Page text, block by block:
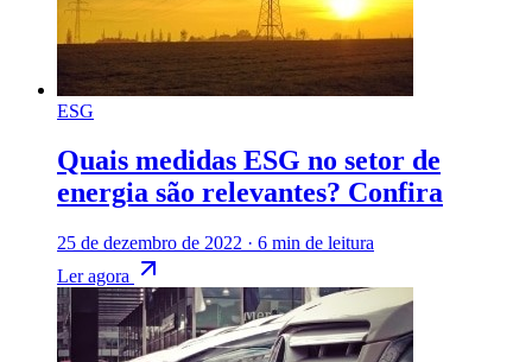
ESG
Quais medidas ESG no setor de
energia são relevantes? Confira
25 de dezembro de 2022 · 6 min de leitura
Ler agora